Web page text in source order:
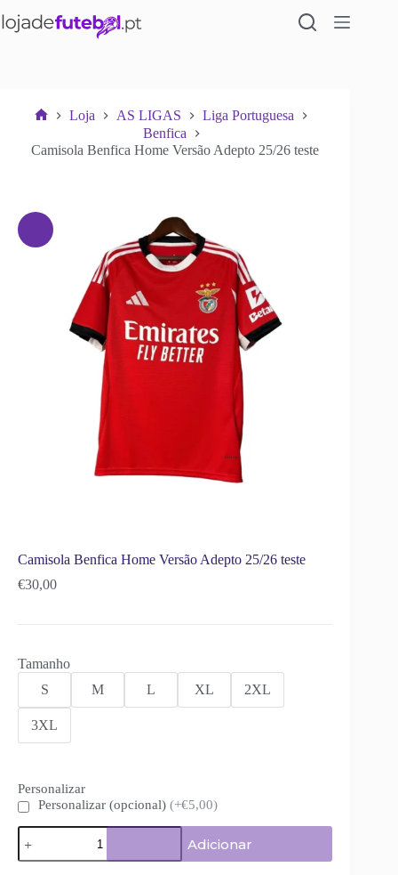
para
Loja AS LIGAS
Liga Portuguesa
Benfica
Camisola Benfica Home Versão Adepto 25/26 teste
Camisola Benfica Home Versão Adepto 25/26 teste
€30,00
Tamanho
S
M L XL 2XL
3XL
Personalizar
Personalizar (opcional) (+€5,00)
Quantidade
de
Camisola
Adicionar